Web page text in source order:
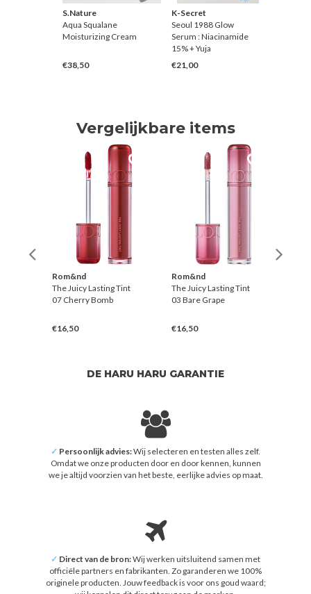
S.Nature
Aqua Squalane
Moisturizing Cream
€38,50
K-Secret
Seoul 1988 Glow
Serum : Niacinamide
15% + Yuja
€21,00
Vergelijkbare items
Rom&nd
The Juicy Lasting Tint
07 Cherry Bomb
€16,50
Rom&nd
The Juicy Lasting Tint
03 Bare Grape
€16,50
DE HARU HARU GARANTIE
✓ Persoonlijk advies:Wij selecteren en testen alles zelf.
Omdat we onze producten door en door kennen, kunnen
we je altijd voorzien van het beste, eerlijke advies op maat.
✓ Direct van de bron:Wij werken uitsluitend samen met
officiële partners en fabrikanten. Zo garanderen we 100%
originele producten. Jouw feedback is voor ons goud waard;